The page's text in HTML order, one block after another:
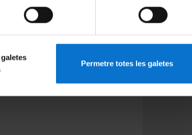
Permetre totes les galetes
PEU 3